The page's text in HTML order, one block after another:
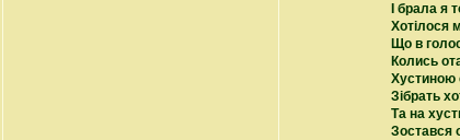
І брала я
Хотілося
Що в
Колись
Хустиною
Зібрать
Та на
Зостався